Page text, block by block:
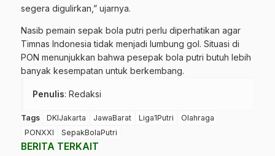
segera digulirkan,” ujarnya.
Nasib pemain sepak bola putri perlu diperhatikan agar
Timnas Indonesia tidak menjadi lumbung gol. Situasi di
PON menunjukkan bahwa pesepak bola putri butuh lebih
banyak kesempatan untuk berkembang.
Penulis: Redaksi
Tags DKIJakarta JawaBarat Liga1Putri
Olahraga
PONXXI
SepakBolaPutri
BERITA TERKAIT